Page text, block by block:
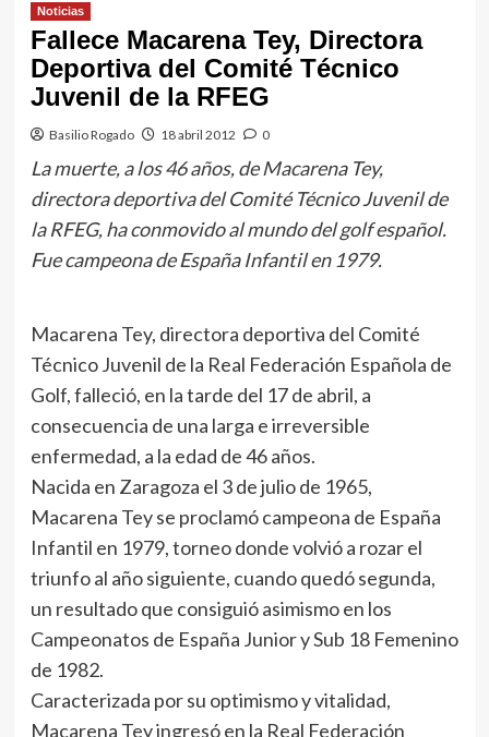
Noticias
Fallece Macarena Tey, Directora
Deportiva del Comité Técnico
Juvenil de la RFEG
Basilio Rogado 18 abril 2012 0
La muerte, a los 46 años, de Macarena Tey,
directora deportiva del Comité Técnico Juvenil de
la RFEG, ha conmovido al mundo del golf español.
Fue campeona de España Infantil en 1979.
Macarena Tey, directora deportiva del Comité
Técnico Juvenil de la Real Federación Española de
Golf, falleció, en la tarde del 17 de abril, a
consecuencia de una larga e irreversible
enfermedad, a la edad de 46 años.
Nacida en Zaragoza el 3 de julio de 1965,
Macarena Tey se proclamó campeona de España
Infantil en 1979, torneo donde volvió a rozar el
triunfo al año siguiente, cuando quedó segunda,
un resultado que consiguió asimismo en los
Campeonatos de España Junior y Sub 18 Femenino
de 1982.
Caracterizada por su optimismo y vitalidad,
Macarena Tey ingresó en la Real Federación